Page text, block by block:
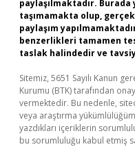
paylaşılmaktadır.
taşımamakta olup,
paylaşım
benzerlikleri tamamen
taslak halindedir ve
Sitemiz, 5651 Sayılı Kanun
Kurumu (BTK) tarafından
vermektedir. Bu nedenle,
veya araştırma
yazdıkları içeriklerin
bu sorumluluğu kabul etmiş